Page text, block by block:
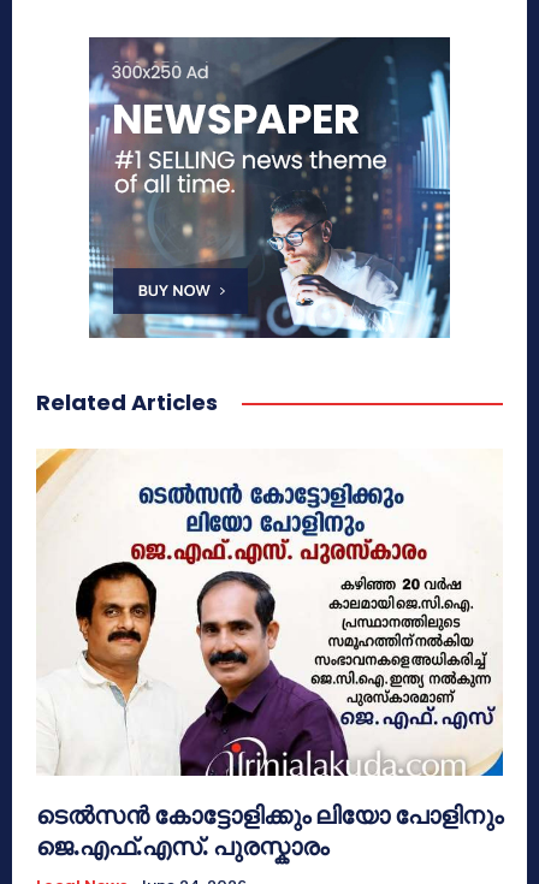
Related Articles
ടെൽസൻ കോട്ടോളിക്കും ലിയോ പോളിനും
ജെ.എഫ്.എസ്. പുരസ്കാരം